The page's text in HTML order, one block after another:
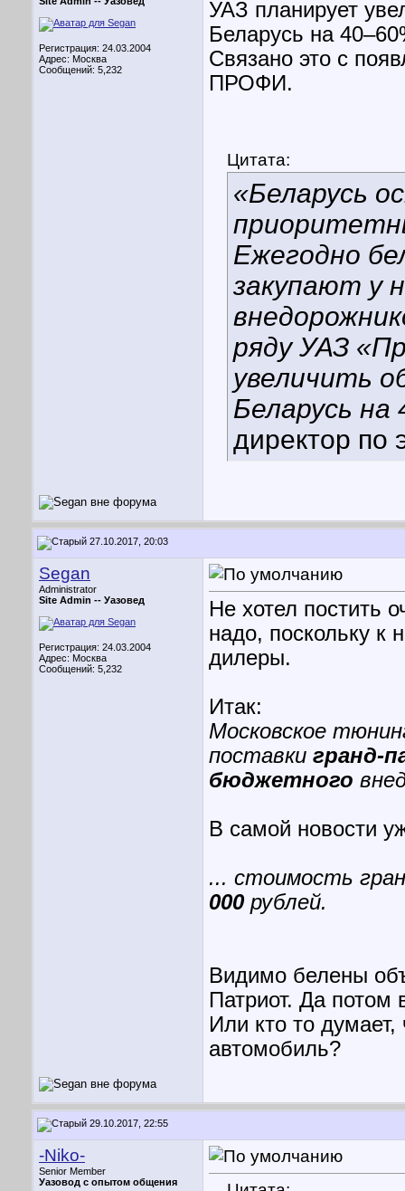
Регистрация: 24.03.2004
Адрес: Москва
Сообщений: 5,232
УАЗ планирует
Беларусь на
Связано это с
ПРОФИ.
Цитата:
«Беларусь
Ежегодно
закупают у
ряду УАЗ
увеличить
Беларусь на
директор по
27.10.2017, 20:03
Segan
Administrator
Site Admin -- Уазовед
Регистрация: 24.03.2004
Адрес: Москва
Сообщений: 5,232
Не хотел постить
надо, поскольку к
дилеры.
Итак:
Московское
поставки гранд-
бюджетного
В самой новости
... стоимость
000 рублей.
Видимо белены
Патриот. Да потом
Или кто то
автомобиль?
29.10.2017, 22:55
-Niko-
Senior Member
Уазовод с опытом общения